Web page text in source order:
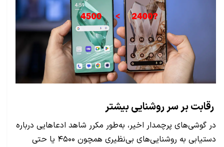
رقابت بر سر روشنایی بیشتر
در گوشی‌های پرچمدار اخیر، به‌طور مکرر شاهد ادعاهایی درباره
دستیابی به روشنایی‌های بی‌نظیری همچون ۴۵۰۰ یا حتی